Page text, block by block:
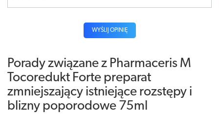
WYŚLIJ OPINIĘ
Porady związane z Pharmaceris M
Tocoredukt Forte preparat
zmniejszający istniejące rozstępy i
blizny poporodowe 75ml